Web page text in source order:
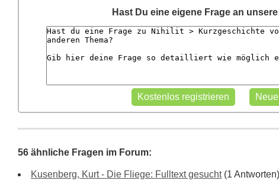
Hast Du eine eigene Frage an unsere
56 ähnliche Fragen im Forum:
Kusenberg, Kurt - Die Fliege: Fulltext gesucht(1 Antworten)